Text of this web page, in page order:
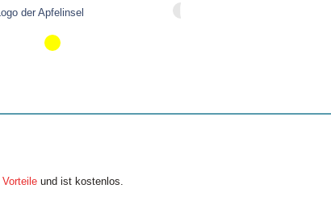
Vorteile und ist kostenlos.